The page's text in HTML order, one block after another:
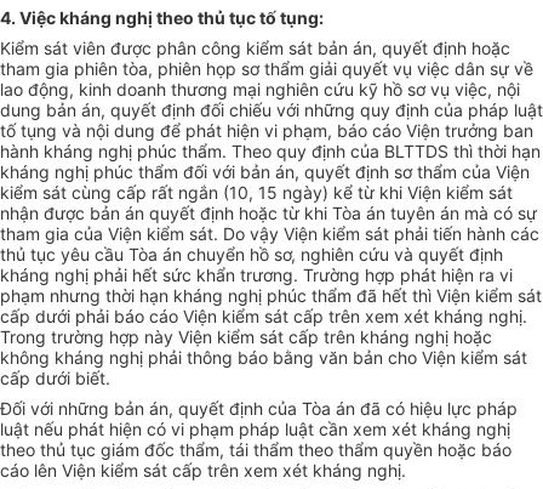
4. Việc kháng nghị theo thủ tục tố tụng:
Kiểm sát viên được phân công kiểm sát bản án, quyết định hoặc
tham gia phiên tòa, phiên họp sơ thẩm giải quyết vụ việc dân sự về
lao động, kinh doanh thương mại nghiên cứu kỹ hồ sơ vụ việc, nội
dung bản án, quyết định đối chiếu với những quy định của pháp luật
tố tụng và nội dung để phát hiện vi phạm, báo cáo Viện trưởng ban
hành kháng nghị phúc thẩm. Theo quy định của BLTTDS thì thời hạn
kháng nghị phúc thẩm đối với bản án, quyết định sơ thẩm của Viện
kiểm sát cùng cấp rất ngắn (10, 15 ngày) kể từ khi Viện kiểm sát
nhận được bản án quyết định hoặc từ khi Tòa án tuyên án mà có sự
tham gia của Viện kiểm sát. Do vậy Viện kiểm sát phải tiến hành các
thủ tục yêu cầu Tòa án chuyển hồ sơ, nghiên cứu và quyết định
kháng nghị phải hết sức khẩn trương. Trường hợp phát hiện ra vi
phạm nhưng thời hạn kháng nghị phúc thẩm đã hết thì Viện kiểm sát
cấp dưới phải báo cáo Viện kiểm sát cấp trên xem xét kháng nghị.
Trong trường hợp này Viện kiểm sát cấp trên kháng nghị hoặc
không kháng nghị phải thông báo bằng văn bản cho Viện kiểm sát
cấp dưới biết.
Đối với những bản án, quyết định của Tòa án đã có hiệu lực pháp
luật nếu phát hiện có vi phạm pháp luật cần xem xét kháng nghị
theo thủ tục giám đốc thẩm, tái thẩm theo thẩm quyền hoặc báo
cáo lên Viện kiểm sát cấp trên xem xét kháng nghị.